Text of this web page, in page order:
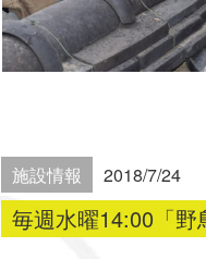
施設情報 2018/7/24
毎週水曜14:00「野